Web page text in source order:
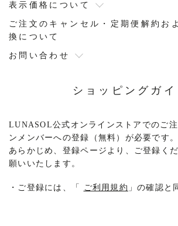
表示価格について
ご注文のキャンセル・定期便解約お
換について
お問い合わせ
ショッピングガイ
LUNASOL公式オンラインストアでのご
ンメンバーへの登録（無料）が必要です。
あらかじめ、登録ページより、ご登録く
願いいたします。
・ ご登録には、「 ご利用規約 」の確認と